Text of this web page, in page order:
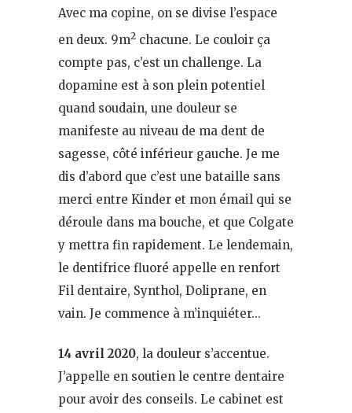
Avec ma copine, on se divise l’espace
en deux. 9m2 chacune. Le couloir ça
compte pas, c’est un challenge. La
dopamine est à son plein potentiel
quand soudain, une douleur se
manifeste au niveau de ma dent de
sagesse, côté inférieur gauche. Je me
dis d’abord que c’est une bataille sans
merci entre Kinder et mon émail qui se
déroule dans ma bouche, et que Colgate
y mettra fin rapidement. Le lendemain,
le dentifrice fluoré appelle en renfort
Fil dentaire, Synthol, Doliprane, en
vain. Je commence à m’inquiéter…
14 avril 2020, la douleur s’accentue.
J’appelle en soutien le centre dentaire
pour avoir des conseils. Le cabinet est